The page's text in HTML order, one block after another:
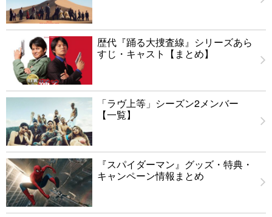
歴代『踊る大捜査線』シリーズあら
すじ・キャスト【まとめ】
「ラヴ上等」シーズン2メンバー
【一覧】
『スパイダーマン』グッズ・特典・
キャンペーン情報まとめ